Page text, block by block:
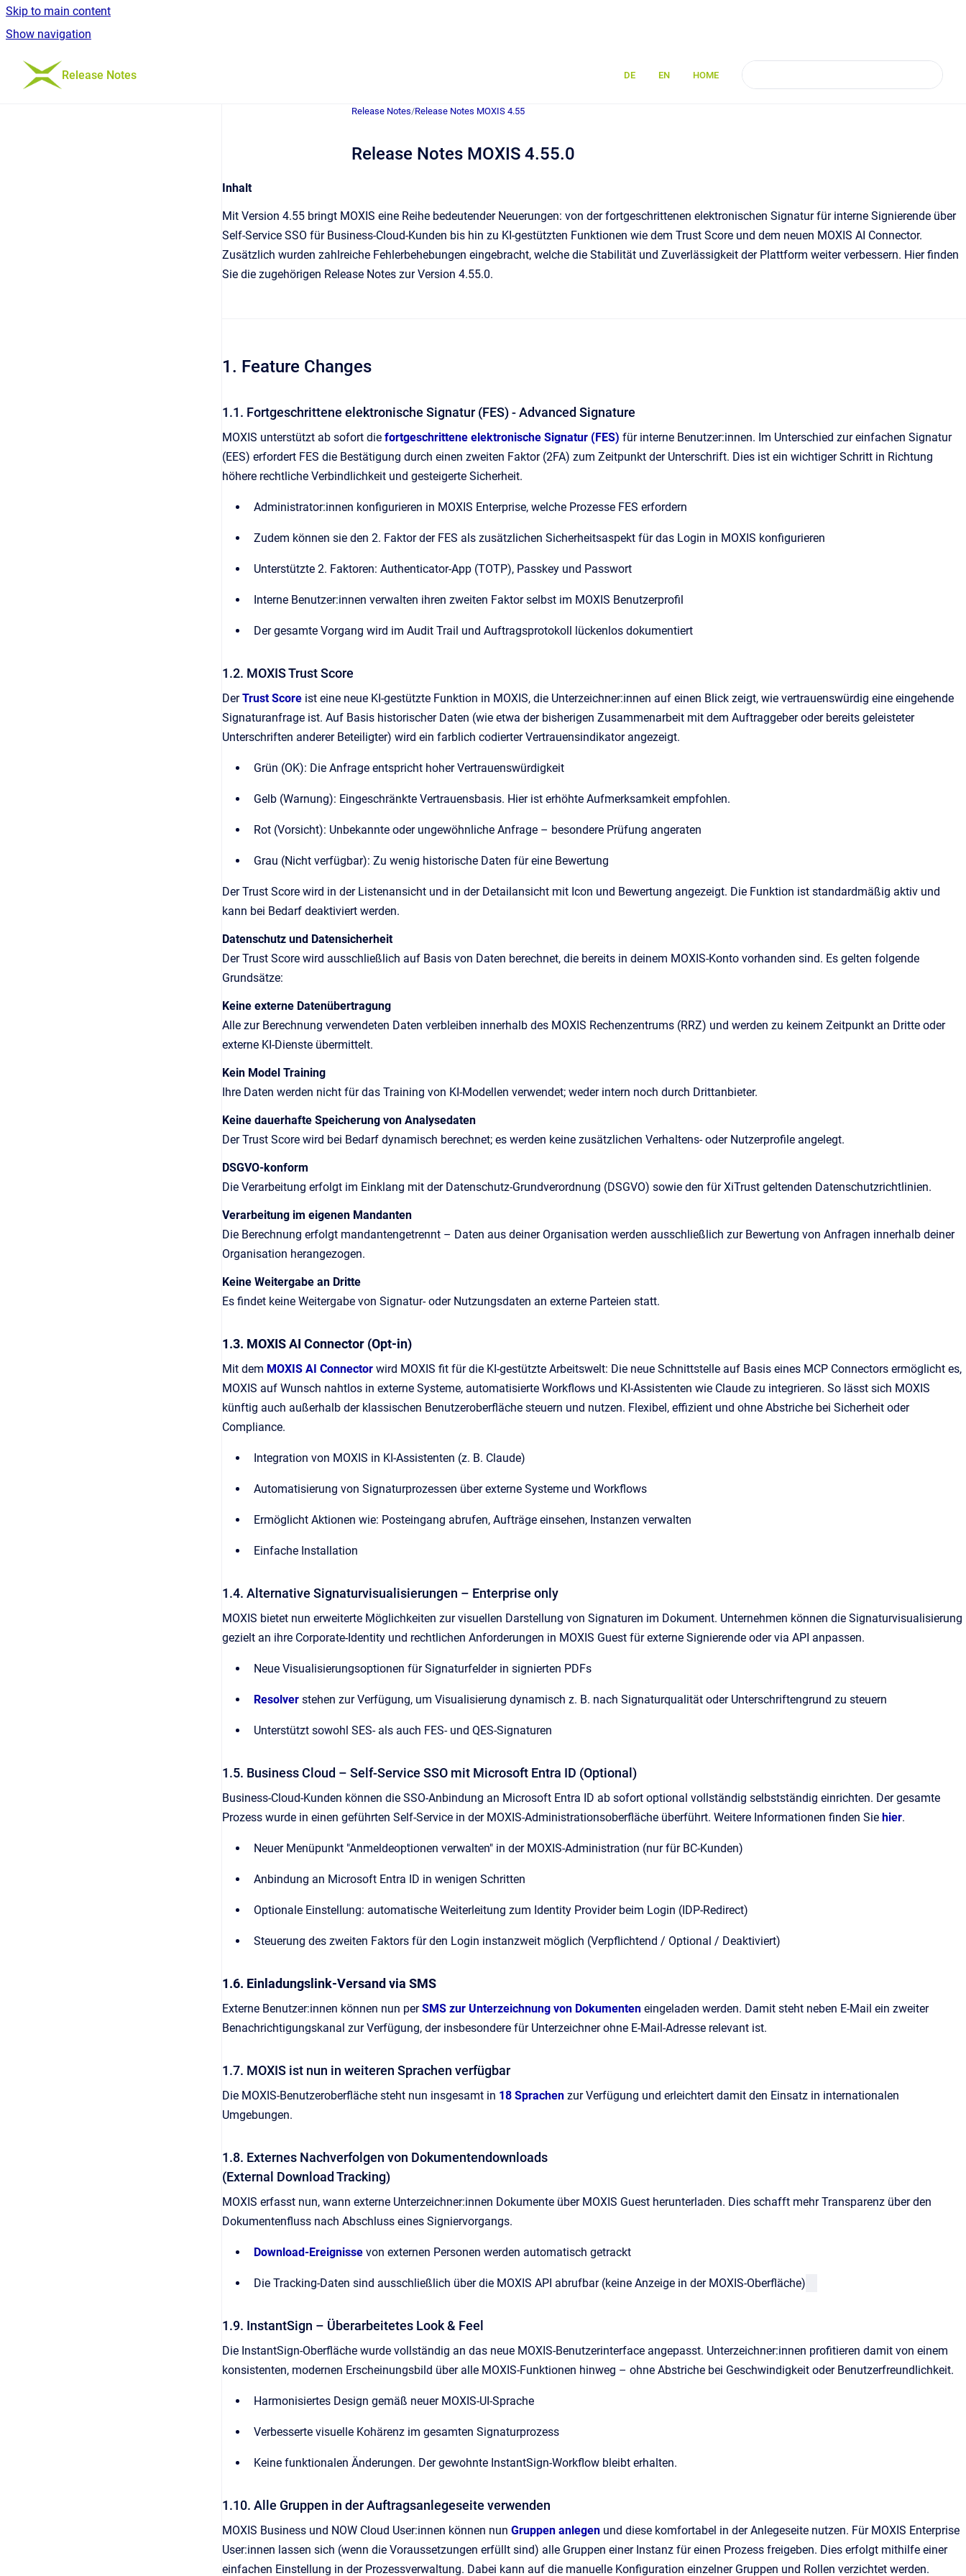
Skip to main content
Show navigation
Go to homepage
Release Notes DE EN HOME
Release Notes/Release Notes MOXIS 4.55
Release Notes MOXIS 4.55.0
Inhalt
Mit Version 4.55 bringt MOXIS eine Reihe bedeutender Neuerungen: von der fortgeschrittenen elektronischen Signatur für interne Signierende über
Self-Service SSO für Business-Cloud-Kunden bis hin zu KI-gestützten Funktionen wie dem Trust Score und dem neuen MOXIS AI Connector.
Zusätzlich wurden zahlreiche Fehlerbehebungen eingebracht, welche die Stabilität und Zuverlässigkeit der Plattform weiter verbessern. Hier finden
Sie die zugehörigen Release Notes zur Version 4.55.0.
1. Feature Changes
1.1. Fortgeschrittene elektronische Signatur (FES) - Advanced Signature
MOXIS unterstützt ab sofort die fortgeschrittene elektronische Signatur (FES) für interne Benutzer:innen. Im Unterschied zur einfachen Signatur
(EES) erfordert FES die Bestätigung durch einen zweiten Faktor (2FA) zum Zeitpunkt der Unterschrift. Dies ist ein wichtiger Schritt in Richtung
höhere rechtliche Verbindlichkeit und gesteigerte Sicherheit.
Administrator:innen konfigurieren in MOXIS Enterprise, welche Prozesse FES erfordern
Zudem können sie den 2. Faktor der FES als zusätzlichen Sicherheitsaspekt für das Login in MOXIS konfigurieren
Unterstützte 2. Faktoren: Authenticator-App (TOTP), Passkey und Passwort
Interne Benutzer:innen verwalten ihren zweiten Faktor selbst im MOXIS Benutzerprofil
Der gesamte Vorgang wird im Audit Trail und Auftragsprotokoll lückenlos dokumentiert
1.2. MOXIS Trust Score
DerTrust Score ist eine neue KI-gestützte Funktion in MOXIS, die Unterzeichner:innen auf einen Blick zeigt, wie vertrauenswürdig eine eingehende
Signaturanfrage ist. Auf Basis historischer Daten (wie etwa der bisherigen Zusammenarbeit mit dem Auftraggeber oder bereits geleisteter
Unterschriften anderer Beteiligter) wird ein farblich codierter Vertrauensindikator angezeigt.
Grün (OK): Die Anfrage entspricht hoher Vertrauenswürdigkeit
Gelb (Warnung): Eingeschränkte Vertrauensbasis. Hier ist erhöhte Aufmerksamkeit empfohlen.
Rot (Vorsicht): Unbekannte oder ungewöhnliche Anfrage – besondere Prüfung angeraten
Grau (Nicht verfügbar): Zu wenig historische Daten für eine Bewertung
Der Trust Score wird in der Listenansicht und in der Detailansicht mit Icon und Bewertung angezeigt. Die Funktion ist standardmäßig aktiv und
kann bei Bedarf deaktiviert werden.
Datenschutz und Datensicherheit
Der Trust Score wird ausschließlich auf Basis von Daten berechnet, die bereits in deinem MOXIS-Konto vorhanden sind. Es gelten folgende
Grundsätze:
Keine externe Datenübertragung
Alle zur Berechnung verwendeten Daten verbleiben innerhalb des MOXIS Rechenzentrums (RRZ) und werden zu keinem Zeitpunkt an Dritte oder
externe KI-Dienste übermittelt.
Kein Model Training
Ihre Daten werden nicht für das Training von KI-Modellen verwendet; weder intern noch durch Drittanbieter.
Keine dauerhafte Speicherung von Analysedaten
Der Trust Score wird bei Bedarf dynamisch berechnet; es werden keine zusätzlichen Verhaltens- oder Nutzerprofile angelegt.
DSGVO-konform
Die Verarbeitung erfolgt im Einklang mit der Datenschutz-Grundverordnung (DSGVO) sowie den für XiTrust geltenden Datenschutzrichtlinien.
Verarbeitung im eigenen Mandanten
Die Berechnung erfolgt mandantengetrennt – Daten aus deiner Organisation werden ausschließlich zur Bewertung von Anfragen innerhalb deiner
Organisation herangezogen.
Keine Weitergabe an Dritte
Es findet keine Weitergabe von Signatur- oder Nutzungsdaten an externe Parteien statt.
1.3. MOXIS AI Connector (Opt-in)
Mit dem MOXIS AI Connector wird MOXIS fit für die KI-gestützte Arbeitswelt: Die neue Schnittstelle auf Basis eines MCP Connectors ermöglicht es,
MOXIS auf Wunsch nahtlos in externe Systeme, automatisierte Workflows und KI-Assistenten wie Claude zu integrieren. So lässt sich MOXIS
künftig auch außerhalb der klassischen Benutzeroberfläche steuern und nutzen. Flexibel, effizient und ohne Abstriche bei Sicherheit oder
Compliance.
Integration von MOXIS in KI-Assistenten (z. B. Claude)
Automatisierung von Signaturprozessen über externe Systeme und Workflows
Ermöglicht Aktionen wie: Posteingang abrufen, Aufträge einsehen, Instanzen verwalten
Einfache Installation
1.4. Alternative Signaturvisualisierungen – Enterprise only
MOXIS bietet nun erweiterte Möglichkeiten zur visuellen Darstellung von Signaturen im Dokument. Unternehmen können die Signaturvisualisierung
gezielt an ihre Corporate-Identity und rechtlichen Anforderungen in MOXIS Guest für externe Signierende oder via API anpassen.
Neue Visualisierungsoptionen für Signaturfelder in signierten PDFs
Resolver stehen zur Verfügung, um Visualisierung dynamisch z. B. nach Signaturqualität oder Unterschriftengrund zu steuern
Unterstützt sowohl SES- als auch FES- und QES-Signaturen
1.5. Business Cloud – Self-Service SSO mit Microsoft Entra ID (Optional)
Business-Cloud-Kunden können die SSO-Anbindung an Microsoft Entra ID ab sofort optional vollständig selbstständig einrichten. Der gesamte
Prozess wurde in einen geführten Self-Service in der MOXIS-Administrationsoberfläche überführt. Weitere Informationen finden Sie hier.
Neuer Menüpunkt "Anmeldeoptionen verwalten" in der MOXIS-Administration (nur für BC-Kunden)
Anbindung an Microsoft Entra ID in wenigen Schritten
Optionale Einstellung: automatische Weiterleitung zum Identity Provider beim Login (IDP-Redirect)
Steuerung des zweiten Faktors für den Login instanzweit möglich (Verpflichtend / Optional / Deaktiviert)
1.6. Einladungslink-Versand via SMS
Externe Benutzer:innen können nun perSMS zur Unterzeichnung von Dokumenten eingeladen werden. Damit steht neben E-Mail ein zweiter
Benachrichtigungskanal zur Verfügung, der insbesondere für Unterzeichner ohne E-Mail-Adresse relevant ist.
1.7. MOXIS ist nun in weiteren Sprachen verfügbar
Die MOXIS-Benutzeroberfläche steht nun insgesamt in 18 Sprachen zur Verfügung und erleichtert damit den Einsatz in internationalen
Umgebungen.
1.8. Externes Nachverfolgen von Dokumentendownloads
(External Download Tracking)
MOXIS erfasst nun, wann externe Unterzeichner:innen Dokumente über MOXIS Guest herunterladen. Dies schafft mehr Transparenz über den
Dokumentenfluss nach Abschluss eines Signiervorgangs.
Download-Ereignisse von externen Personen werden automatisch getrackt
Die Tracking-Daten sind ausschließlich über die MOXIS API abrufbar (keine Anzeige in der MOXIS-Oberfläche)
1.9. InstantSign – Überarbeitetes Look & Feel
Die InstantSign-Oberfläche wurde vollständig an das neue MOXIS-Benutzerinterface angepasst. Unterzeichner:innen profitieren damit von einem
konsistenten, modernen Erscheinungsbild über alle MOXIS-Funktionen hinweg – ohne Abstriche bei Geschwindigkeit oder Benutzerfreundlichkeit.
Harmonisiertes Design gemäß neuer MOXIS-UI-Sprache
Verbesserte visuelle Kohärenz im gesamten Signaturprozess
Keine funktionalen Änderungen. Der gewohnte InstantSign-Workflow bleibt erhalten.
1.10. Alle Gruppen in der Auftragsanlegeseite verwenden
MOXIS Business und NOW Cloud User:innen können nun Gruppen anlegen und diese komfortabel in der Anlegeseite nutzen. Für MOXIS Enterprise
User:innen lassen sich (wenn die Voraussetzungen erfüllt sind) alle Gruppen einer Instanz für einen Prozess freigeben. Dies erfolgt mithilfe einer
einfachen Einstellung in der Prozessverwaltung. Dabei kann auf die manuelle Konfiguration einzelner Gruppen und Rollen verzichtet werden.